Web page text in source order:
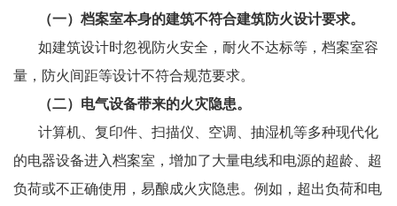
（一）档案室本身的建筑不符合建筑防火设计要求。
如建筑设计时忽视防火安全，耐火不达标等，档案室容
量，防火间距等设计不符合规范要求。
（二）电气设备带来的火灾隐患。
计算机、复印件、扫描仪、空调、抽湿机等多种现代化
的电器设备进入档案室，增加了大量电线和电源的超龄、超
负荷或不正确使用，易酿成火灾隐患。例如，超出负荷和电